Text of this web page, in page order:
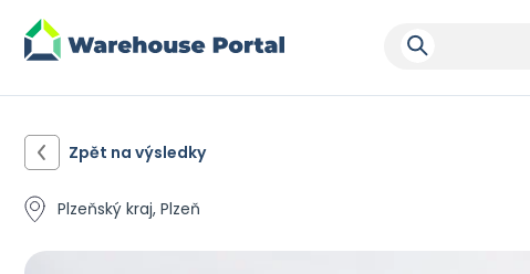
Zpět na výsledky
Plzeňský kraj, Plzeň